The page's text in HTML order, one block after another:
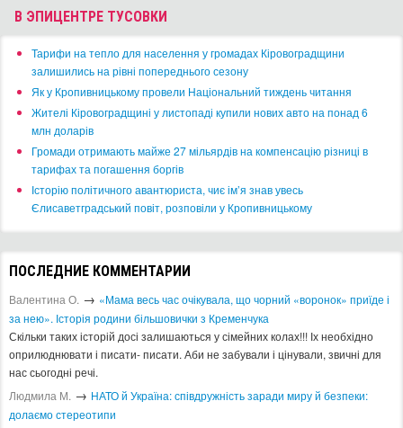
В ЭПИЦЕНТРЕ ТУСОВКИ
​Тарифи на тепло для населення у громадах Кіровоградщини
залишились на рівні попереднього сезону
​Як у Кропивницькому провели Національний тиждень читання
​Жителі Кіровоградщині у листопаді купили нових авто на понад 6
млн доларів
​Громади отримають майже 27 мільярдів на компенсацію різниці в
тарифах та погашення боргів
Історію політичного авантюриста, чиє ім’я знав увесь
Єлисаветградський повіт, розповіли у Кропивницькому
ПОСЛЕДНИЕ КОММЕНТАРИИ
Валентина О. → «Мама весь час очікувала, що чорний «воронок» приїде і
за нею». Історія родини більшовички з Кременчука
Скільки таких історій досі залишаються у сімейних колах!!! Іх необхідно
оприлюднювати і писати- писати. Аби не забували і цінували, звичні для
нас сьогодні речі.
Людмила М. → ​НАТО й Україна: співдружність заради миру й безпеки:
долаємо стереотипи